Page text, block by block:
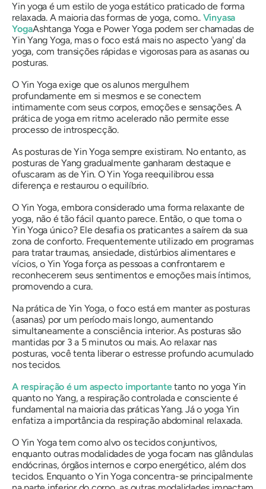
Yin yoga é um estilo de yoga estático praticado de forma
relaxada. A maioria das formas de yoga, como.. Vinyasa
YogaAshtanga Yoga e Power Yoga podem ser chamadas de
Yin Yang Yoga, mas o foco está mais no aspecto 'yang' da
yoga, com transições rápidas e vigorosas para as asanas ou
posturas.
O Yin Yoga exige que os alunos mergulhem
profundamente em si mesmos e se conectem
intimamente com seus corpos, emoções e sensações. A
prática de yoga em ritmo acelerado não permite esse
processo de introspecção.
As posturas de Yin Yoga sempre existiram. No entanto, as
posturas de Yang gradualmente ganharam destaque e
ofuscaram as de Yin. O Yin Yoga reequilibrou essa
diferença e restaurou o equilíbrio.
O Yin Yoga, embora considerado uma forma relaxante de
yoga, não é tão fácil quanto parece. Então, o que torna o
Yin Yoga único? Ele desafia os praticantes a saírem da sua
zona de conforto. Frequentemente utilizado em programas
para tratar traumas, ansiedade, distúrbios alimentares e
vícios, o Yin Yoga força as pessoas a confrontarem e
reconhecerem seus sentimentos e emoções mais íntimos,
promovendo a cura.
Na prática de Yin Yoga, o foco está em manter as posturas
(asanas) por um período mais longo, aumentando
simultaneamente a consciência interior. As posturas são
mantidas por 3 a 5 minutos ou mais. Ao relaxar nas
posturas, você tenta liberar o estresse profundo acumulado
nos tecidos.
A respiração é um aspecto importantetanto no yoga Yin
quanto no Yang, a respiração controlada e consciente é
fundamental na maioria das práticas Yang. Já o yoga Yin
enfatiza a importância da respiração abdominal relaxada.
O Yin Yoga tem como alvo os tecidos conjuntivos,
enquanto outras modalidades de yoga focam nas glândulas
endócrinas, órgãos internos e corpo energético, além dos
tecidos. Enquanto o Yin Yoga concentra-se principalmente